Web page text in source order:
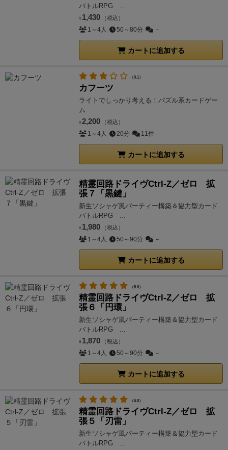
バトルRPG ...
¥ 1,430 （税込）
1～4人 50～80分 －
カートに追加する
（3.1）
カフーツ
ライトでしっかり考える！パズル系カードゲー
ム
¥ 2,200 （税込）
1～4人 20分 11件
カートに追加する
精霊回路ドライヴCtrl-Z／ゼロ 拡
張７「黒鍵」
新生ソシャゲ風パーティー構築＆協力型カード
バトルRPG ...
¥ 1,980 （税込）
1～4人 50～90分 －
カートに追加する
（5.0）
精霊回路ドライヴCtrl-Z／ゼロ 拡
張６「円環」
新生ソシャゲ風パーティー構築＆協力型カード
バトルRPG ...
¥ 1,870 （税込）
1～4人 50～90分 －
カートに追加する
（5.0）
精霊回路ドライヴCtrl-Z／ゼロ 拡
張５「刃雷」
新生ソシャゲ風パーティー構築＆協力型カード
バトルRPG ...